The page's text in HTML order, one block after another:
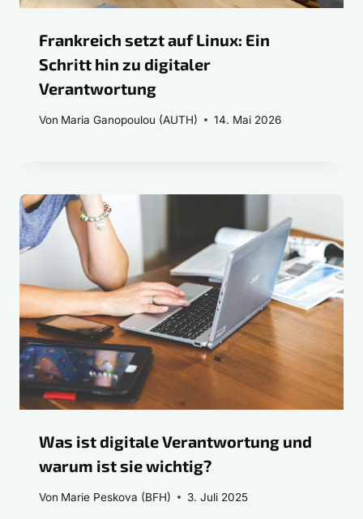
Frankreich setzt auf Linux: Ein
Schritt hin zu digitaler
Verantwortung
Von Maria Ganopoulou (AUTH) 14. Mai 2026
Was ist digitale Verantwortung und
warum ist sie wichtig?
Von Marie Peskova (BFH) 3. Juli 2025